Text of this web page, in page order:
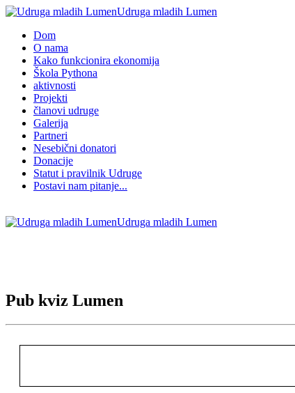
Udruga mladih Lumen
Dom
O nama
Kako funkcionira ekonomija
Škola Pythona
aktivnosti
Projekti
članovi udruge
Galerija
Partneri
Nesebični donatori
Donacije
Statut i pravilnik Udruge
Postavi nam pitanje...
Udruga mladih Lumen
Pub kviz Lumen